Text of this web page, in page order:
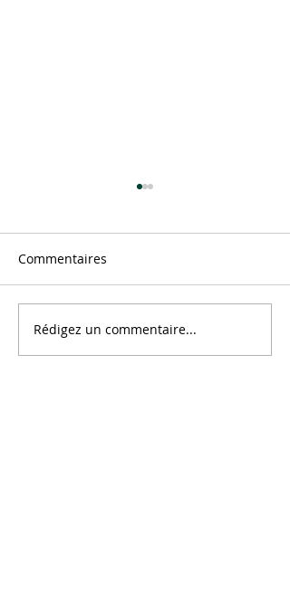
Au centre de Tout Ce Qui
Est
Commentaires
Rédigez un commentaire...